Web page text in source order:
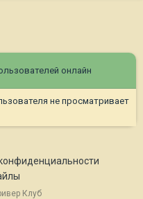
онлайн
не просматривает
Клуб